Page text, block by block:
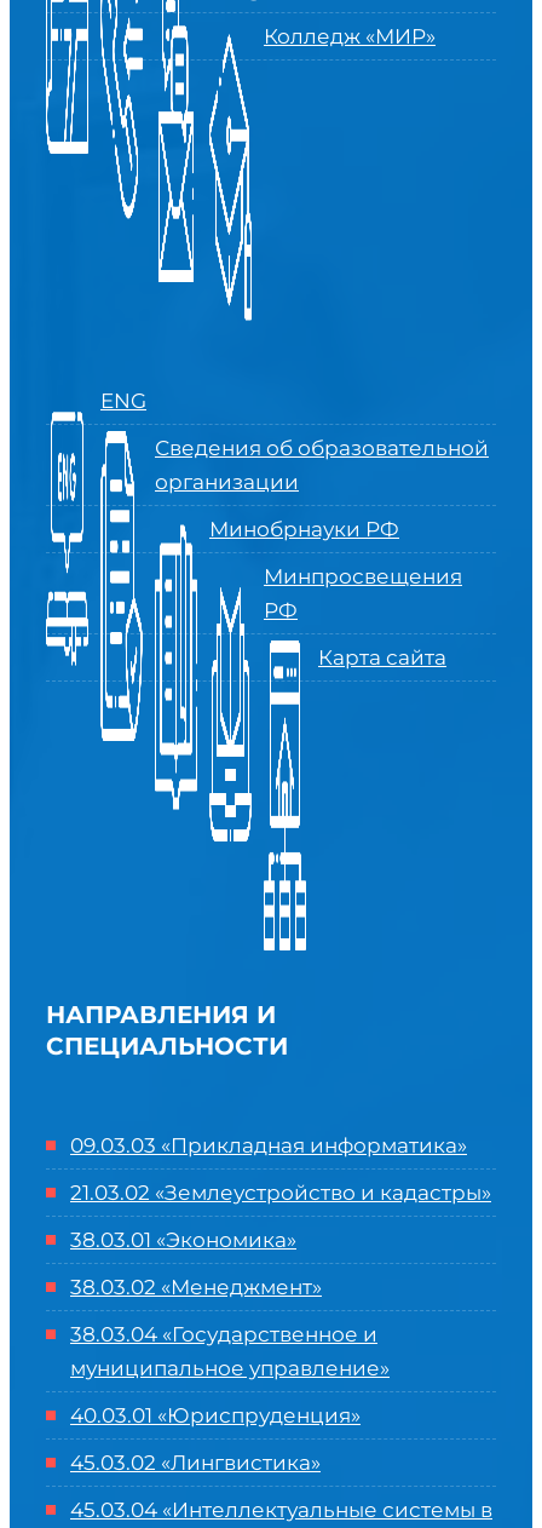
Колледж «МИР»
ENG
Сведения об образовательной
организации
Минобрнауки РФ
Минпросвещения
РФ
Карта сайта
НАПРАВЛЕНИЯ И
СПЕЦИАЛЬНОСТИ
09.03.03 «Прикладная информатика»
21.03.02 «Землеустройство и кадастры»
38.03.01 «Экономика»
38.03.02 «Менеджмент»
38.03.04 «Государственное и
муниципальное управление»
40.03.01 «Юриспруденция»
45.03.02 «Лингвистика»
45.03.04 «Интеллектуальные системы в